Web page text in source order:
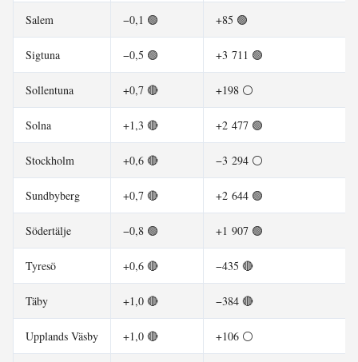
Salem −0,1 🟢 +85 🟢
Sigtuna −0,5 🟢 +3 711 🟢
Sollentuna +0,7 🔴 +198 ⚪
Solna +1,3 🔴 +2 477 🟢
Stockholm +0,6 🔴 −3 294 ⚪
Sundbyberg +0,7 🔴 +2 644 🟢
Södertälje −0,8 🟢 +1 907 🟢
Tyresö +0,6 🔴 −435 🔴
Täby +1,0 🔴 −384 🔴
Upplands Väsby +1,0 🔴 +106 ⚪